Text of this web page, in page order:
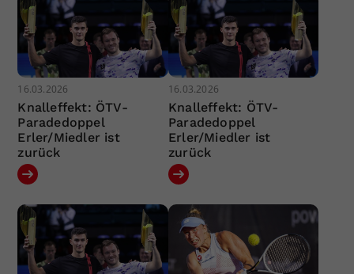
16.03.2026
Knalleffekt: ÖTV-
Paradedoppel
Erler/Miedler ist
zurück
16.03.2026
Knalleffekt: ÖTV-
Paradedoppel
Erler/Miedler ist
zurück